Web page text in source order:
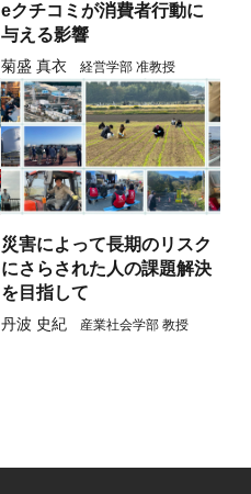
eクチコミが消費者行動に
与える影響
菊盛 真衣 経営学部 准教授
災害によって長期のリスク
にさらされた人の課題解決
を目指して
丹波 史紀 産業社会学部 教授